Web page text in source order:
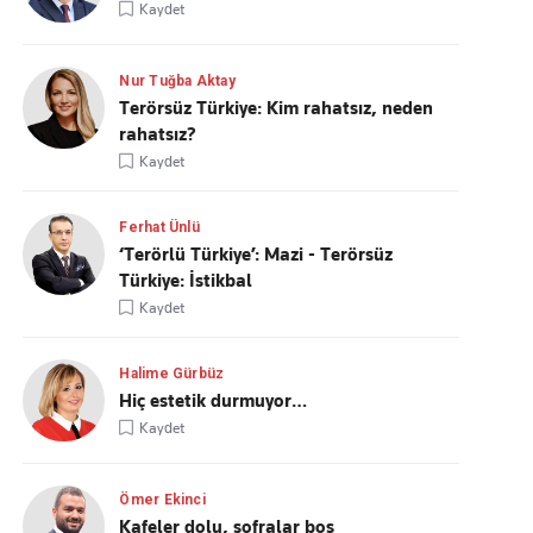
Kaydet
Nur Tuğba Aktay
Terörsüz Türkiye: Kim rahatsız, neden
rahatsız?
Kaydet
Ferhat Ünlü
‘Terörlü Türkiye’: Mazi - Terörsüz
Türkiye: İstikbal
Kaydet
Halime Gürbüz
Hiç estetik durmuyor…
Kaydet
Ömer Ekinci
Kafeler dolu, sofralar boş